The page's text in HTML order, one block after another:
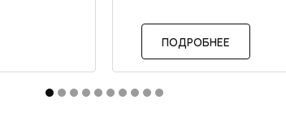
ПОДРОБНЕЕ